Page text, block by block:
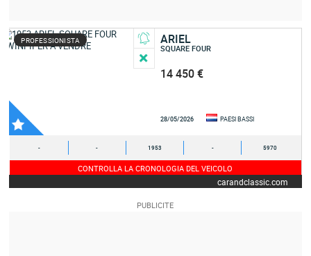
PROFESSIONISTA ARIEL
SQUARE FOUR
14 450 €
28/05/2026 PAESI BASSI
- - 1953 - 5970
CONTROLLA LA CRONOLOGIA DEL VEICOLO
carandclassic.com